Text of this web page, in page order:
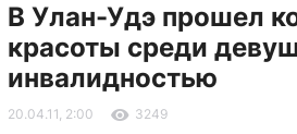
В Улан-Удэ прошел
красоты среди
инвалидностью
20.04.11, 2:00 3249